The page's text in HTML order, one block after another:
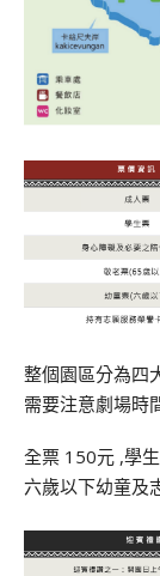
整個園區分為四
需要注意劇場時
全票 150元 ,學
六歲以下幼童及